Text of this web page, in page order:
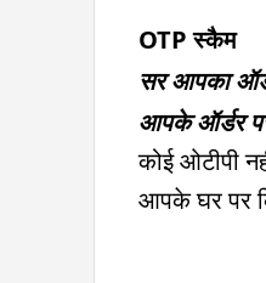
OTP स्कैम
सर आपका
आपके ऑर्डर
कोई ओटीपी
आपके घर पर